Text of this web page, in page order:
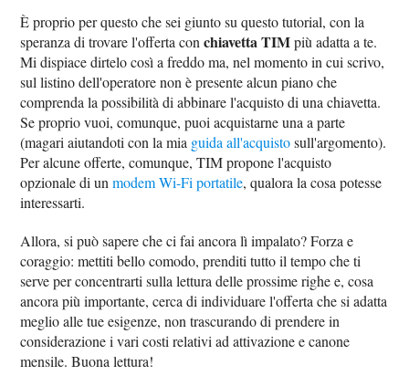
È proprio per questo che sei giunto su questo tutorial, con la
speranza di trovare l'offerta conchiavetta TIMpiù adatta a te.
Mi dispiace dirtelo così a freddo ma, nel momento in cui scrivo,
sul listino dell'operatore non è presente alcun piano che
comprenda la possibilità di abbinare l'acquisto di una chiavetta.
Se proprio vuoi, comunque, puoi acquistarne una a parte
(magari aiutandoti con la mia guida all'acquistosull'argomento).
Per alcune offerte, comunque, TIM propone l'acquisto
opzionale di unmodem Wi-Fi portatile, qualora la cosa potesse
interessarti.
Allora, si può sapere che ci fai ancora lì impalato? Forza e
coraggio: mettiti bello comodo, prenditi tutto il tempo che ti
serve per concentrarti sulla lettura delle prossime righe e, cosa
ancora più importante, cerca di individuare l'offerta che si adatta
meglio alle tue esigenze, non trascurando di prendere in
considerazione i vari costi relativi ad attivazione e canone
mensile. Buona lettura!